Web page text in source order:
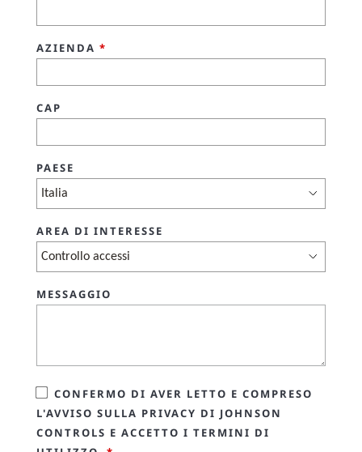
AZIENDA *
CAP
PAESE
AREA DI INTERESSE
MESSAGGIO
CONFERMO DI AVER LETTO E COMPRESO
L'AVVISO SULLA PRIVACY DI JOHNSON
CONTROLS E ACCETTO I TERMINI DI